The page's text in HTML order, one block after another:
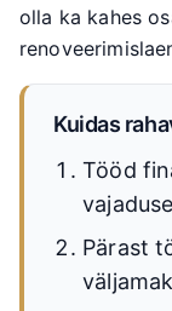
olla ka kahes
Kuidas
Tööd
Pärast